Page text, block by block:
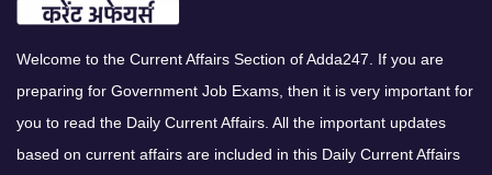
Welcome to the Current Affairs Section of Adda247. If you are
preparing for Government Job Exams, then it is very important for
you to read the Daily Current Affairs. All the important updates
based on current affairs are included in this Daily Current Affairs